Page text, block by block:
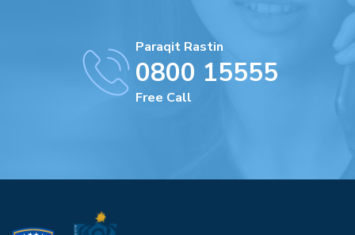
Paraqit Rastin
0800 15555
Free Call